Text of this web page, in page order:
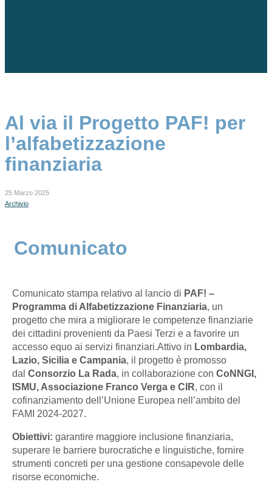
Al via il Progetto PAF! per
l’alfabetizzazione
finanziaria
25 Marzo 2025
Archivio
Comunicato
Comunicato stampa relativo al lancio di PAF! –
Programma di Alfabetizzazione Finanziaria, un
progetto che mira a migliorare le competenze finanziarie
dei cittadini provenienti da Paesi Terzi e a favorire un
accesso equo ai servizi finanziari.Attivo in Lombardia,
Lazio, Sicilia e Campania, il progetto è promosso
dal Consorzio La Rada, in collaborazione con CoNNGI,
ISMU, Associazione Franco Verga e CIR, con il
cofinanziamento dell’Unione Europea nell’ambito del
FAMI 2024-2027.
Obiettivi: garantire maggiore inclusione finanziaria,
superare le barriere burocratiche e linguistiche, fornire
strumenti concreti per una gestione consapevole delle
risorse economiche.